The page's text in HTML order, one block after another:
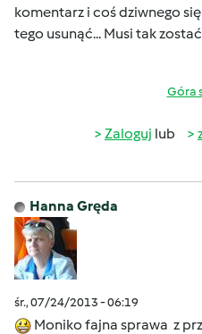
komentarz i coś dziwnego
tego usunąć... Musi tak
Góra
Zaloguj lub
Hanna Gręda
śr., 07/24/2013 - 06:19
Moniko fajna sprawa z